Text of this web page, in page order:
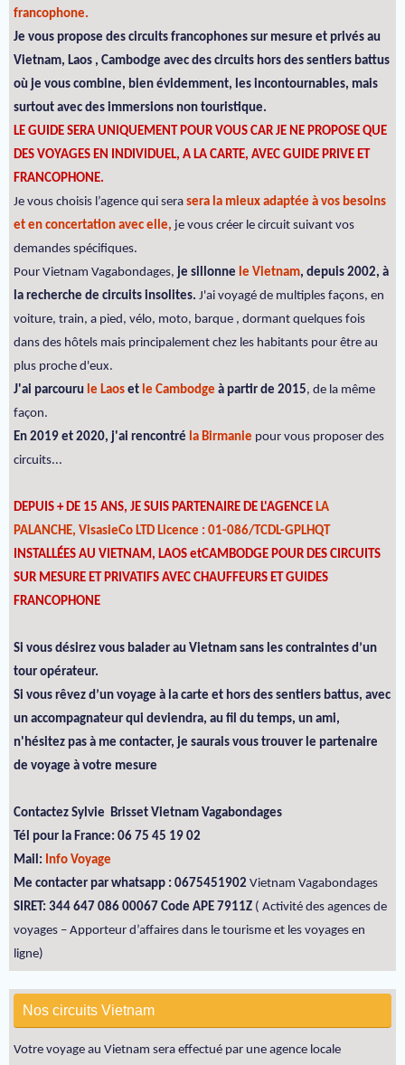
francophone.
Je vous propose des circuits francophones sur mesure et privés au
Vietnam, Laos , Cambodge avec des circuits hors des sentiers battus
où je vous combine, bien évidemment, les incontournables, mais
surtout avec des immersions non touristique.
LE GUIDE SERA UNIQUEMENT POUR VOUS CAR JE NE PROPOSE QUE
DES VOYAGES EN INDIVIDUEL, A LA CARTE, AVEC GUIDE PRIVE ET
FRANCOPHONE.
Je vous choisis l’agence qui sera sera la mieux adaptée à vos besoins
et en concertation avec elle, je vous créer le circuit suivant vos
demandes spécifiques.
Pour Vietnam Vagabondages, je sillonne le Vietnam, depuis 2002, à
la recherche de circuits insolites. J'ai voyagé de multiples façons, en
voiture, train, a pied, vélo, moto, barque , dormant quelques fois
dans des hôtels mais principalement chez les habitants pour être au
plus proche d'eux.
J'ai parcouru le Laos et le Cambodge à partir de 2015, de la même
façon.
En 2019 et 2020, j'ai rencontré la Birmanie pour vous proposer des
circuits...
DEPUIS + DE 15 ANS, JE SUIS PARTENAIRE DE L'AGENCE LA
PALANCHE, VisasieCo LTD Licence : 01-086/TCDL-GPLHQT
INSTALLÉES AU VIETNAM, LAOS etCAMBODGE POUR DES CIRCUITS
SUR MESURE ET PRIVATIFS AVEC CHAUFFEURS ET GUIDES
FRANCOPHONE
Si vous désirez vous balader au Vietnam sans les contraintes d’un
tour opérateur.
Si vous rêvez d’un voyage à la carte et hors des sentiers battus, avec
un accompagnateur qui deviendra, au fil du temps, un ami,
n'hésitez pas à me contacter, je saurais vous trouver le partenaire
de voyage à votre mesure
Contactez Sylvie Brisset Vietnam Vagabondages
Tél pour la France: 06 75 45 19 02
Mail: Info Voyage
Me contacter par whatsapp : 0675451902 Vietnam Vagabondages
SIRET: 344 647 086 00067 Code APE 7911Z ( Activité des agences de
voyages – Apporteur d’affaires dans le tourisme et les voyages en
ligne)
Nos circuits Vietnam
Votre voyage au Vietnam sera effectué par une agence locale